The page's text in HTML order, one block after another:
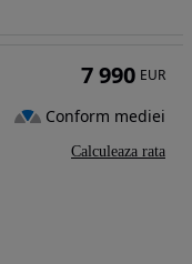
7 990 EUR
Conform mediei
Calculeaza rata